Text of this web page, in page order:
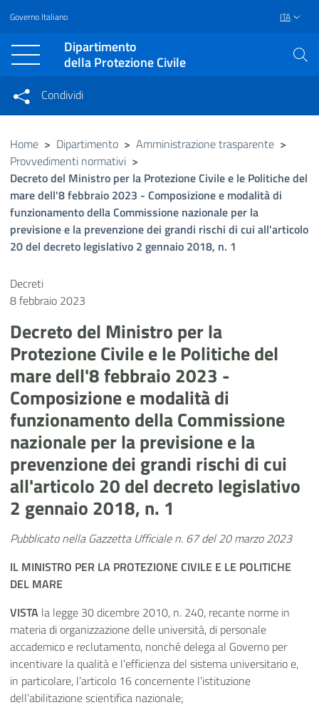
Vai al contenuto principale
Raggiungi il piè di pagina
Governo Italiano ITA
Dipartimento
della Protezione Civile
Condividi su Facebook
Condividi su Twitter
Condividi su LinkedIn
Condividi
Condividi sui social network
Home > Dipartimento > Amministrazione trasparente >
Provvedimenti normativi >
Decreto del Ministro per la Protezione Civile e le Politiche del
mare dell'8 febbraio 2023 - Composizione e modalità di
funzionamento della Commissione nazionale per la
previsione e la prevenzione dei grandi rischi di cui all'articolo
20 del decreto legislativo 2 gennaio 2018, n. 1
Decreti
8 febbraio 2023
Decreto del Ministro per la
Protezione Civile e le Politiche del
mare dell'8 febbraio 2023 -
Composizione e modalità di
funzionamento della Commissione
nazionale per la previsione e la
prevenzione dei grandi rischi di cui
all'articolo 20 del decreto legislativo
2 gennaio 2018, n. 1
Pubblicato nella Gazzetta Ufficiale n. 67 del 20 marzo 2023
IL MINISTRO PER LA PROTEZIONE CIVILE E LE POLITICHE
DEL MARE
VISTA la legge 30 dicembre 2010, n. 240, recante norme in
materia di organizzazione delle università, di personale
accademico e reclutamento, nonché delega al Governo per
incentivare la qualità e l’efficienza del sistema universitario e,
in particolare, l’articolo 16 concernente l’istituzione
dell’abilitazione scientifica nazionale;